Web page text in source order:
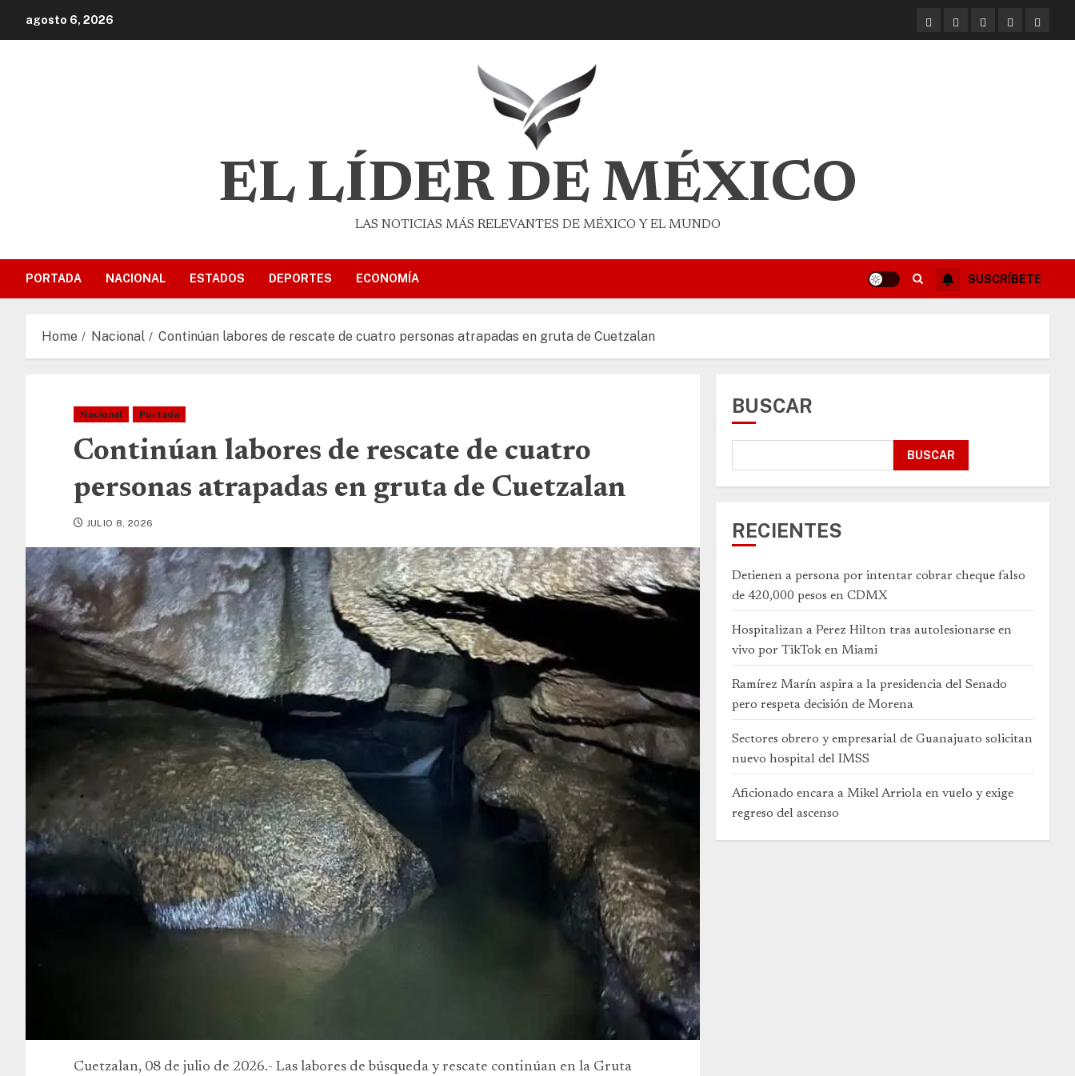
agosto 6, 2026
EL LÍDER DE MÉXICO
LAS NOTICIAS MÁS RELEVANTES DE MÉXICO Y EL MUNDO
PORTADA NACIONAL ESTADOS DEPORTES ECONOMÍA SUSCRÍBETE
Home Nacional Continúan labores de rescate de cuatro personas atrapadas en gruta de Cuetzalan
Nacional Portada
Continúan labores de rescate de cuatro
personas atrapadas en gruta de Cuetzalan
JULIO 8, 2026
Cuetzalan, 08 de julio de 2026.- Las labores de búsqueda y rescate continúan en la Gruta
BUSCAR
BUSCAR
RECIENTES
Detienen a persona por intentar cobrar cheque falso
de 420,000 pesos en CDMX
Hospitalizan a Perez Hilton tras autolesionarse en
vivo por TikTok en Miami
Ramírez Marín aspira a la presidencia del Senado
pero respeta decisión de Morena
Sectores obrero y empresarial de Guanajuato solicitan
nuevo hospital del IMSS
Aficionado encara a Mikel Arriola en vuelo y exige
regreso del ascenso